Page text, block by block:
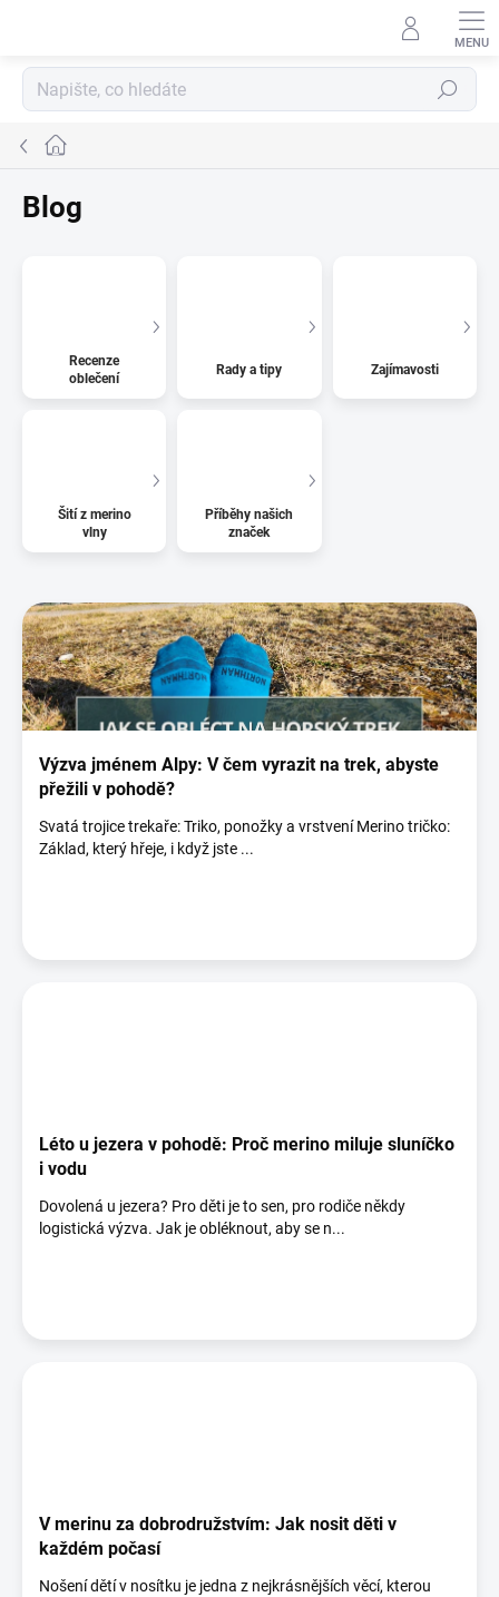
Hledat
Domů
Blog
Recenze
oblečení
Rady a tipy Zajímavosti
Šití z merino
vlny
Příběhy našich
značek
ý
p
i
s
č
l
Výzva jménem Alpy: V čem vyrazit na trek, abyste
přežili v pohodě?
Svatá trojice trekaře: Triko, ponožky a vrstvení Merino tričko:
Základ, který hřeje, i když jste ...
Léto u jezera v pohodě: Proč merino miluje sluníčko
i vodu
Dovolená u jezera? Pro děti je to sen, pro rodiče někdy
logistická výzva. Jak je obléknout, aby se n...
V merinu za dobrodružstvím: Jak nosit děti v
každém počasí
Nošení dětí v nosítku je jedna z nejkrásnějších věcí, kterou